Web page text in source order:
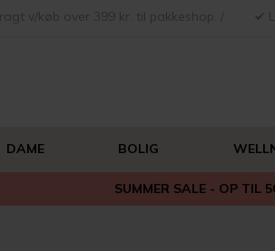
DAME BOLIG
SUMMER SALE - OP TIL